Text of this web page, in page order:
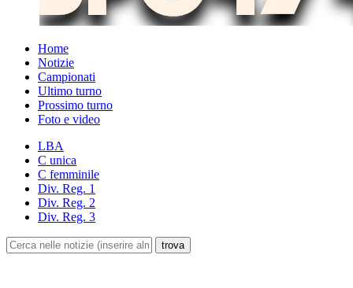
Home
Notizie
Campionati
Ultimo turno
Prossimo turno
Foto e video
LBA
C unica
C femminile
Div. Reg. 1
Div. Reg. 2
Div. Reg. 3